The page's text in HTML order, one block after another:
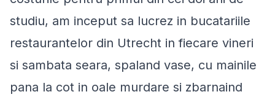
studiu, am inceput sa lucrez in bucatariile
restaurantelor din Utrecht in fiecare vineri
si sambata seara, spaland vase, cu mainile
pana la cot in oale murdare si zbarnaind